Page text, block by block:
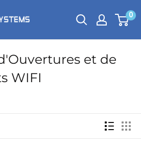
0
et de
WIFI